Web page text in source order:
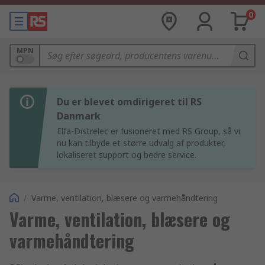
0
MPN
Du er blevet omdirigeret til RS
Danmark
Elfa-Distrelec er fusioneret med RS Group, så vi
nu kan tilbyde et større udvalg af produkter,
lokaliseret support og bedre service.
/ Varme, ventilation, blæsere og varmehåndtering
Varme, ventilation, blæsere og
varmehåndtering